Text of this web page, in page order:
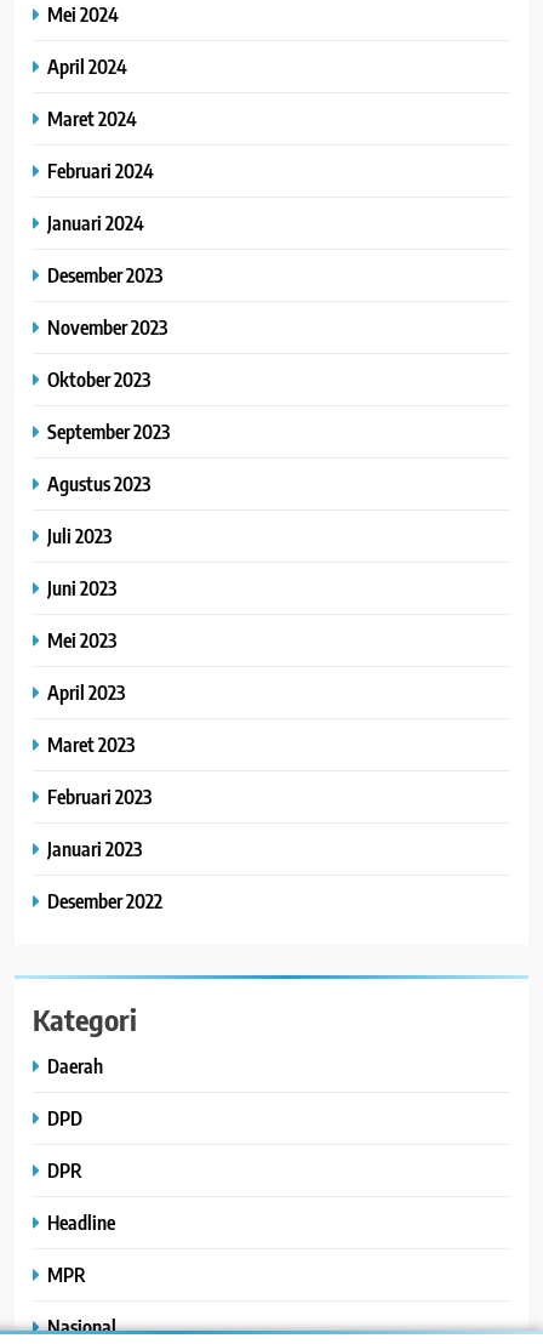
Mei 2024
April 2024
Maret 2024
Februari 2024
Januari 2024
Desember 2023
November 2023
Oktober 2023
September 2023
Agustus 2023
Juli 2023
Juni 2023
Mei 2023
April 2023
Maret 2023
Februari 2023
Januari 2023
Desember 2022
Kategori
Daerah
DPD
DPR
Headline
MPR
Nasional